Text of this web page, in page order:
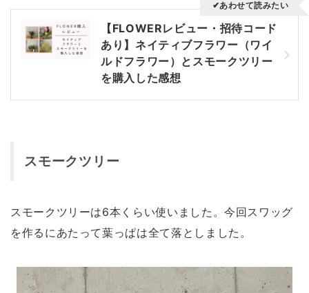
【FLOWERレビュー・招待コード
あり】ネイティブフラワー（ワイ
ルドフラワー）とスモークツリー
を購入した感想
✔あわせて読みたい
スモークツリー
スモークツリーは6本くらい使いました。今回スワッグ
を作るにあたって葉っぱは全て落としました。